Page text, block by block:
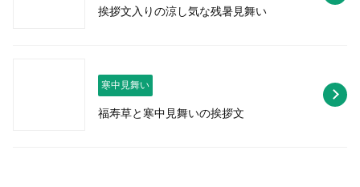
挨拶文入りの涼し気な残暑見舞い
寒中見舞い
福寿草と寒中見舞いの挨拶文